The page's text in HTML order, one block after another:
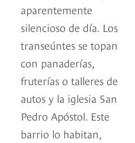
aparentemente
silencioso de día. Los
transeúntes se topan
con panaderías,
fruterías o talleres de
autos y la iglesia San
Pedro Apóstol. Este
barrio lo habitan,